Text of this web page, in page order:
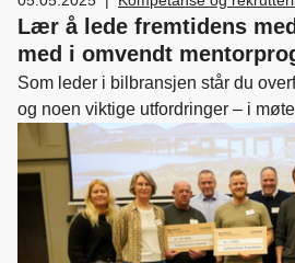
fordeler,Ledelse og
Bærekraft
Lær å lede fremtidens
med i omvendt
Som leder i bilbransjen står du
og noen viktige utfordringer – i
arbeidstakere. Å lede unge og
andre verdier og normer er
hvordan de tenker og ønsker å bli